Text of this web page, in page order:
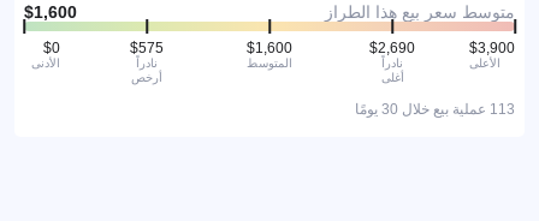
متوسط سعر بيع هذا الطراز
الأدنى
نادراً
أرخص
المتوسط
نادراً
أغلى
الأعلى
113 عملية بيع خلال 30 يومًا